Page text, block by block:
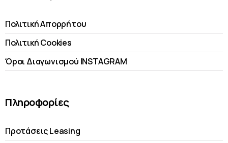
Πολιτική Απορρήτου
Πολιτική Cookies
Όροι Διαγωνισμού INSTAGRAM
Πληροφορίες
Προτάσεις Leasing